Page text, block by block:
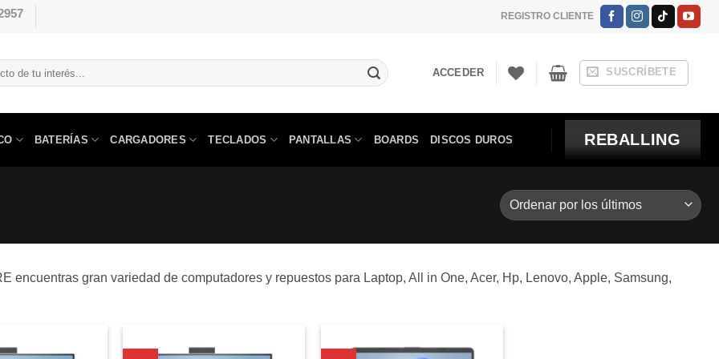
REGISTRO CLIENTE
ACCEDER SUSCRÍBETE
BATERÍAS CARGADORES TECLADOS PANTALLAS BOARDS DISCOS DUROS REBALLING
encuentras gran variedad de computadores y repuestos para Laptop, All in One, Acer, Hp, Lenovo, Apple, Samsung,